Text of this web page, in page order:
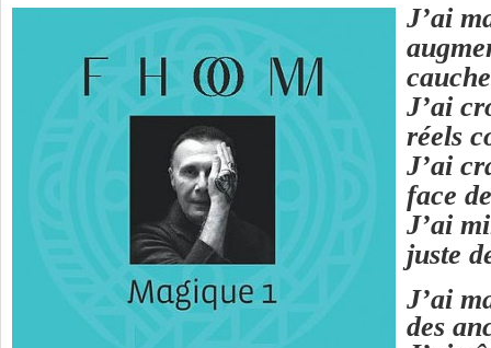
J’ai
J’ai
réels
J’ai
face
J’ai
juste
J’ai
des